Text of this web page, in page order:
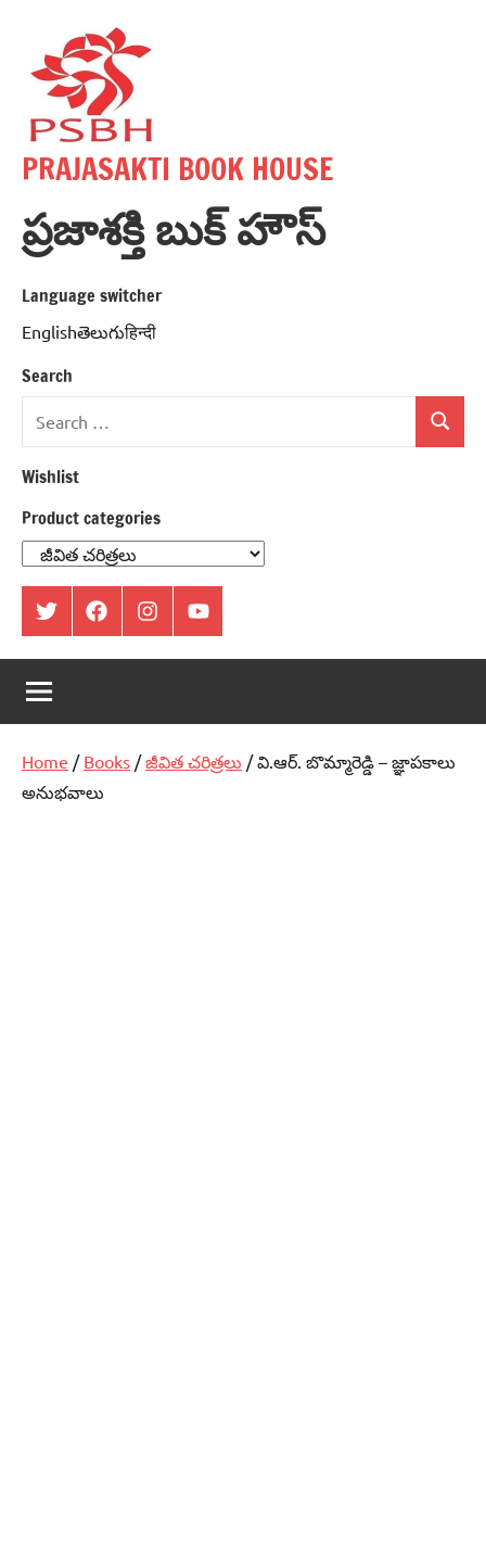
content
PRAJASAKTI BOOK HOUSE
ప్రజాశక్తి బుక్ హౌస్
Language switcher
Englishతెలుగుहिन्दी
Search
Search
for:
Search
Wishlist
Product categories
ట్విట్టర్
ఫేస్
బుక్
ఇంస్టాగ్రామ్యూట్యూబ్
Home / Books /జీవిత చరిత్రలు / వి.ఆర్‌. బొమ్మారెడ్డి – జ్ఞాపకాలు
అనుభవాలు